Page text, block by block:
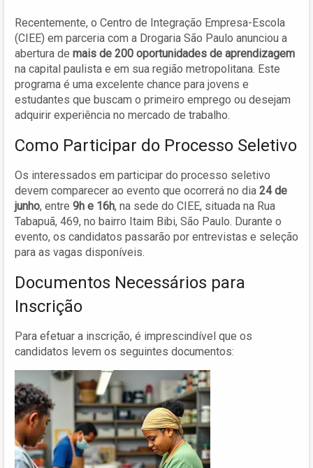
Recentemente, o Centro de Integração Empresa-Escola
(CIEE) em parceria com a Drogaria São Paulo anunciou a
abertura de mais de 200 oportunidades de aprendizagem
na capital paulista e em sua região metropolitana. Este
programa é uma excelente chance para jovens e
estudantes que buscam o primeiro emprego ou desejam
adquirir experiência no mercado de trabalho.
Como Participar do Processo Seletivo
Os interessados em participar do processo seletivo
devem comparecer ao evento que ocorrerá no dia 24 de
junho, entre 9h e 16h, na sede do CIEE, situada na Rua
Tabapuã, 469, no bairro Itaim Bibi, São Paulo. Durante o
evento, os candidatos passarão por entrevistas e seleção
para as vagas disponíveis.
Documentos Necessários para
Inscrição
Para efetuar a inscrição, é imprescindível que os
candidatos levem os seguintes documentos: